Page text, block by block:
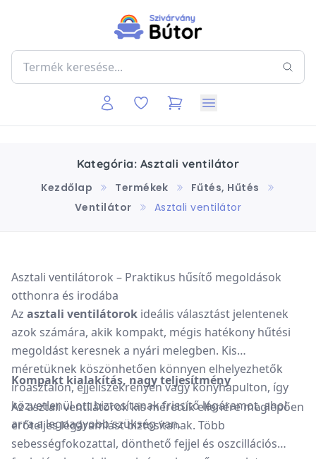
Kategória: Asztali ventilátor
Kezdőlap
Termékek
Fűtés, Hűtés
Ventilátor
Asztali ventilátor
Asztali ventilátorok – Praktikus hűsítő megoldások
otthonra és irodába
Az asztali ventilátorok ideális választást jelentenek
azok számára, akik kompakt, mégis hatékony hűtési
megoldást keresnek a nyári melegben. Kis
méretüknek köszönhetően könnyen elhelyezhetők
íróasztalon, éjjeliszekrényen vagy konyhapulton, így
közvetlenül ott biztosítanak frissítő légáramot, ahol
arra a legnagyobb szükség van.
Kompakt kialakítás, nagy teljesítmény
Az asztali ventilátorok kis méretük ellenére meglepően
erőteljes légáramlást biztosítanak. Több
sebességfokozattal, dönthető fejjel és oszcillációs